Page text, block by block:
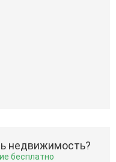
недвижимость?
бесплатно